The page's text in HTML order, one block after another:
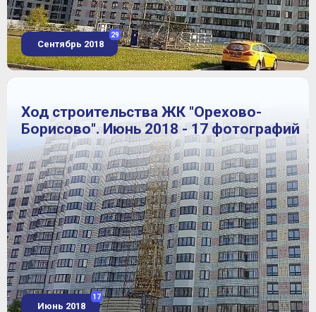
Сентябрь 2018
29
Ход строительства ЖК "Орехово-
Борисово". Июнь 2018 - 17 фотографий
Июнь 2018
17